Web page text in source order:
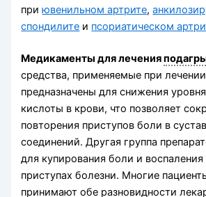
приювенильном артрите,
спондилите и псориатическом
Медикаменты для лечения
средства, применяемые при лечении
предназначены для снижения
кислоты в крови, что позволяет
повторения приступов боли в
соединений. Другая группа
для купирования боли и
приступах болезни. Многие
принимают обе разновидности